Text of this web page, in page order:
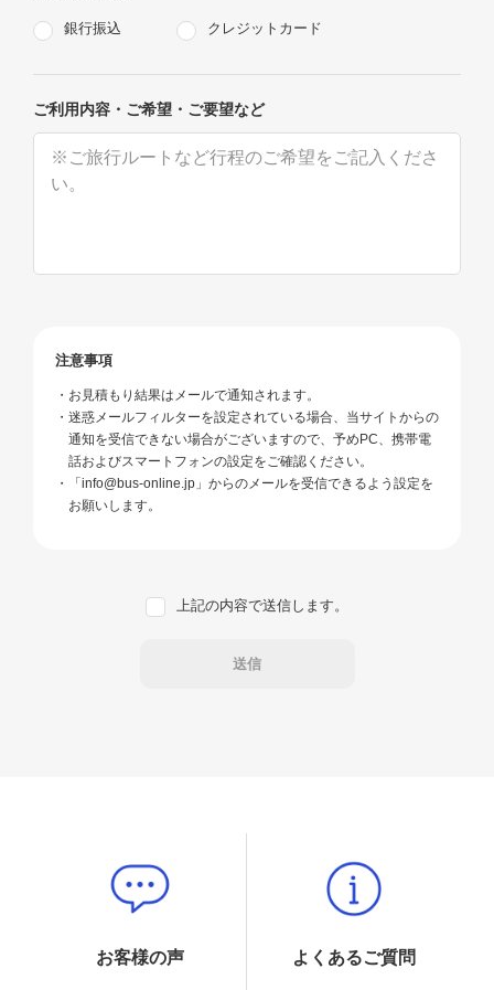
銀行振込 クレジットカード
ご利用内容・ご希望・ご要望など
注意事項
お見積もり結果はメールで通知されます。
迷惑メールフィルターを設定されている場合、当サイトからの
通知を受信できない場合がございますので、予めPC、携帯電
話およびスマートフォンの設定をご確認ください。
「info@bus-online.jp」からのメールを受信できるよう設定を
お願いします。
上記の内容で送信します。
お客様の声 よくあるご質問